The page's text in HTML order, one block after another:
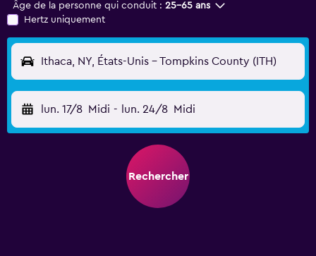
Âge de la personne qui conduit : 25-65 ans
Hertz uniquement
Ithaca, NY, États-Unis - Tompkins County (ITH)
lun. 17/8 Midi - lun. 24/8 Midi
Rechercher